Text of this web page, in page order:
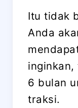
Itu tidak
Anda
6 bulan
traksi.